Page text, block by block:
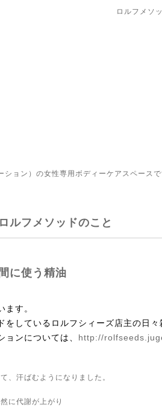
ロルフメソ
ョン）の女性専用ボディーケアスペース
ルフメソッドのこと
に使う精油
ます。
をしているロルフシィーズ店主の日
ョンについては、 http://
、汗ばむようになりました。
に代謝が上がり